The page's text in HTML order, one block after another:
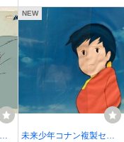
NEW
未来少年コナン複製セル